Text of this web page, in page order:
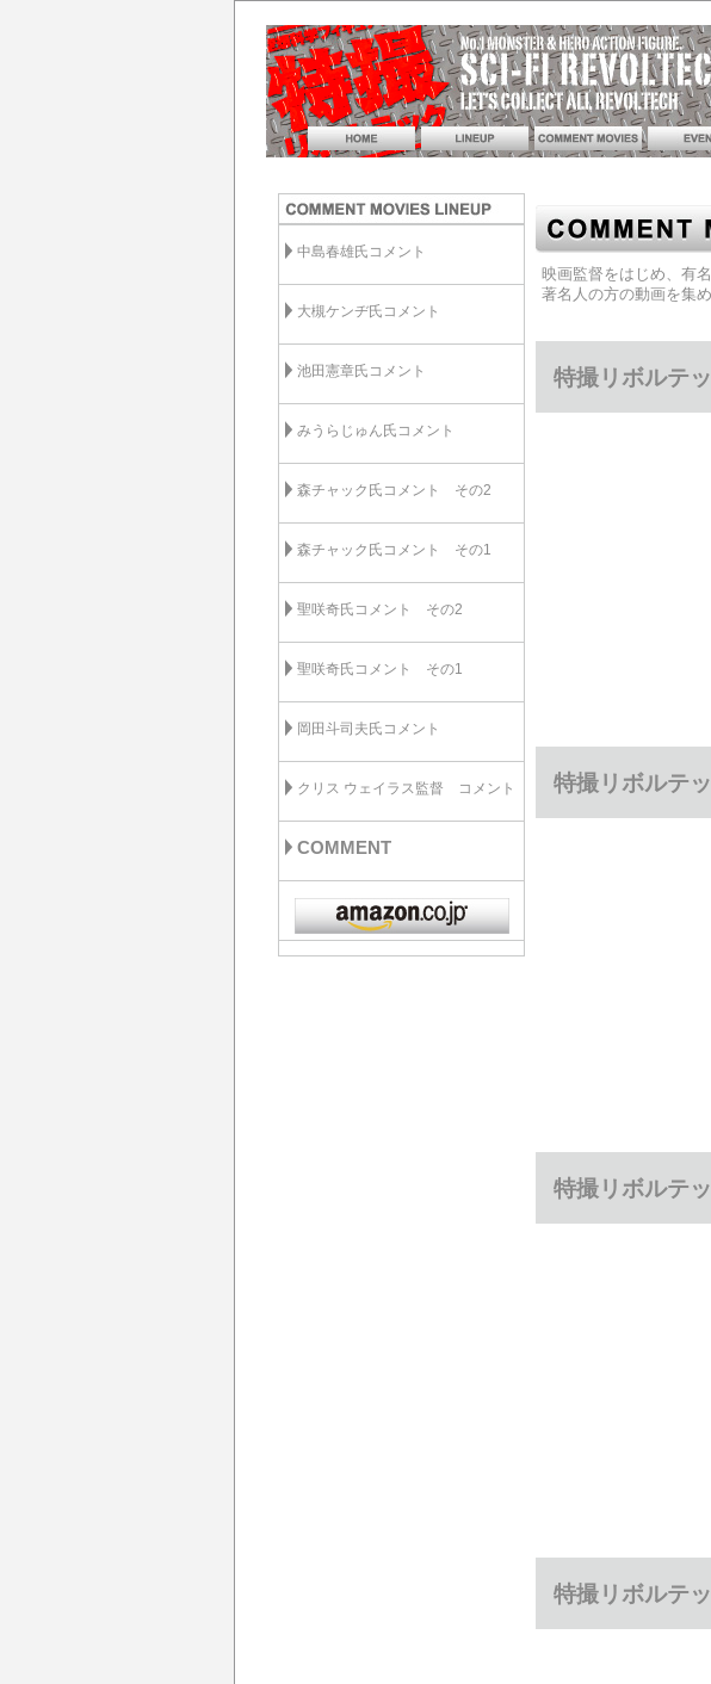
中島春雄氏コメント
大槻ケンヂ氏コメント
池田憲章氏コメント
みうらじゅん氏コメント
森チャック氏コメント その2
森チャック氏コメント その1
聖咲奇氏コメント その2
聖咲奇氏コメント その1
岡田斗司夫氏コメント
クリス ウェイラス監督 コメント
COMMENT
映画監督をはじめ、有
著名人の方の動画を集
特撮リボルテ
特撮リボルテ
特撮リボルテ
特撮リボルテ